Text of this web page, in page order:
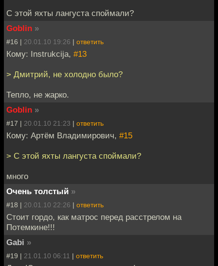
С этой яхты лангуста споймали?
Goblin »
#16 | 20.01.10 19:26 | ответить
Кому: Instrukcija, #13
> Дмитрий, не холодно было?
Тепло, не жарко.
Goblin »
#17 | 20.01.10 21:23 | ответить
Кому: Артём Владимирович, #15
> С этой яхты лангуста споймали?
много
Очень толстый »
#18 | 20.01.10 22:26 | ответить
Стоит гордо, как матрос перед расстрелом на
Потемкине!!!
Gabi »
#19 | 21.01.10 06:11 | ответить